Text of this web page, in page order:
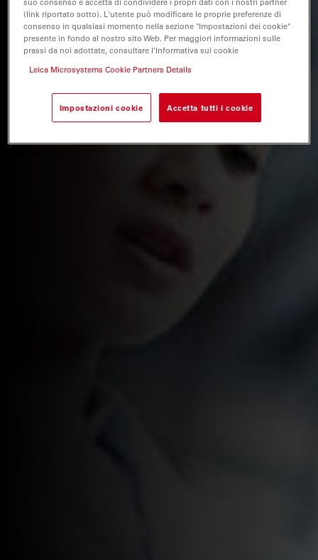
(link riportato sotto). L'utente può modificare le proprie preferenze di
consenso in qualsiasi momento nella sezione "Impostazioni dei cookie"
presente in fondo al nostro sito Web. Per maggiori informazioni sulle
prassi da noi adottate, consultare l'Informativa sui cookie
Leica Microsystems Cookie Partners Details
Impostazioni cookie Accetta tutti i cookie